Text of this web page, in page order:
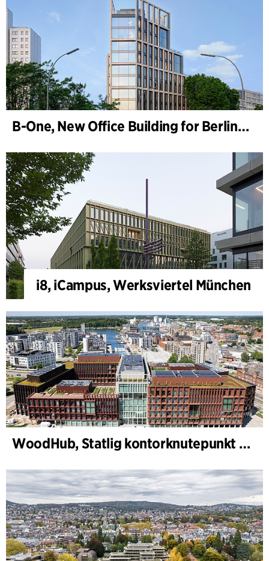
B-One, New Office Building for Berlin Hyp
i8, iCampus, Werksviertel München
WoodHub, Statlig kontorknutepunkt i Odense